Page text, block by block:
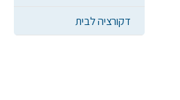
דקורציה לבית